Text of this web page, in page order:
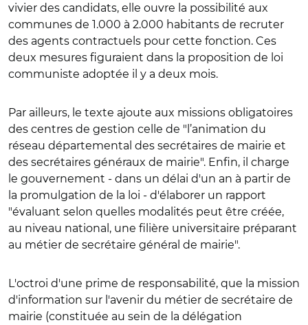
vivier des candidats, elle ouvre la possibilité aux
communes de 1.000 à 2.000 habitants de recruter
des agents contractuels pour cette fonction. Ces
deux mesures figuraient dans la proposition de loi
communiste adoptée il y a deux mois.
Par ailleurs, le texte ajoute aux missions obligatoires
des centres de gestion celle de "l’animation du
réseau départemental des secrétaires de mairie et
des secrétaires généraux de mairie". Enfin, il charge
le gouvernement - dans un délai d'un an à partir de
la promulgation de la loi - d'élaborer un rapport
"évaluant selon quelles modalités peut être créée,
au niveau national, une filière universitaire préparant
au métier de secrétaire général de mairie".
L'octroi d'une prime de responsabilité, que la mission
d'information sur l'avenir du métier de secrétaire de
mairie (constituée au sein de la délégation